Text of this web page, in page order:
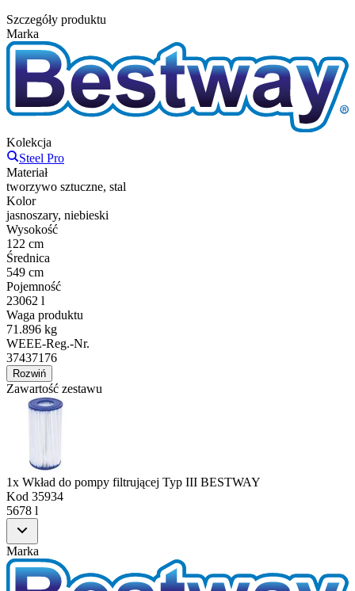
Szczegóły produktu
Marka
Kolekcja
Steel Pro
Materiał
tworzywo sztuczne, stal
Kolor
jasnoszary, niebieski
Wysokość
122 cm
Średnica
549 cm
Pojemność
23062 l
Waga produktu
71.896 kg
WEEE-Reg.-Nr.
37437176
Rozwiń
Zawartość zestawu
1x Wkład do pompy filtrującej Typ III BESTWAY
Kod 35934
5678 l
Marka